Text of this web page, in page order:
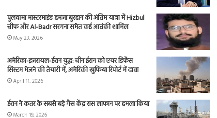
पुलवामा मास्टरमाइंड हमजा बुरहान की अंतिम यात्रा में Hizbul
चीफ और Al-Badr सरगना समेत कई आतंकी शामिल
May 23, 2026
अमेरिका-इजरायल-ईरान युद्ध: चीन ईरान को एयर डिफेंस
सिस्टम भेजने की तैयारी में, अमेरिकी खुफिया रिपोर्ट में दावा
April 11, 2026
ईरान ने कतर के सबसे बड़े गैस केंद्र रास लाफान पर हमला किया
March 19, 2026